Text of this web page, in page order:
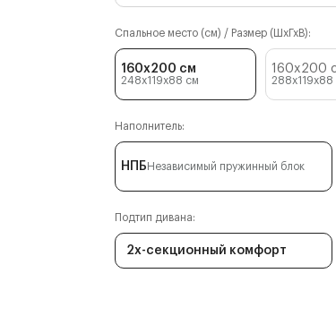
Спальное место (см) / Размер (ШхГхВ):
160x200 см
248x119x88 см
160x200
288x119x88
Наполнитель:
НПБ Независимый пружинный блок
Подтип дивана:
2х-секционный комфорт